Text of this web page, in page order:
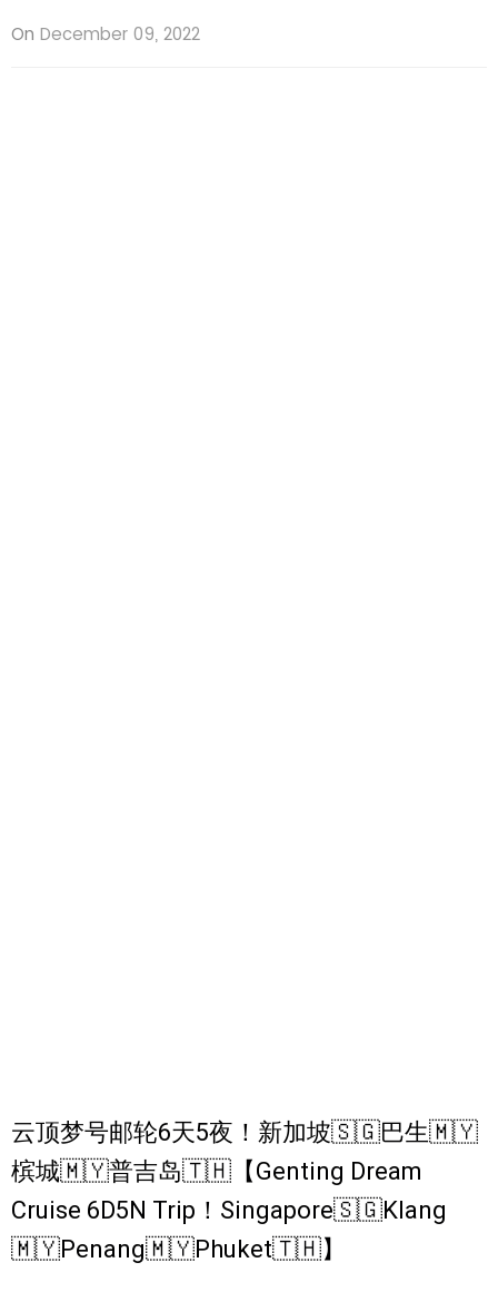
On December 09, 2022
云顶梦号邮轮6天5夜！新加坡🇸🇬巴生🇲🇾
槟城🇲🇾普吉岛🇹🇭【Genting Dream
Cruise 6D5N Trip！Singapore🇸🇬Klang
🇲🇾Penang🇲🇾Phuket🇹🇭】